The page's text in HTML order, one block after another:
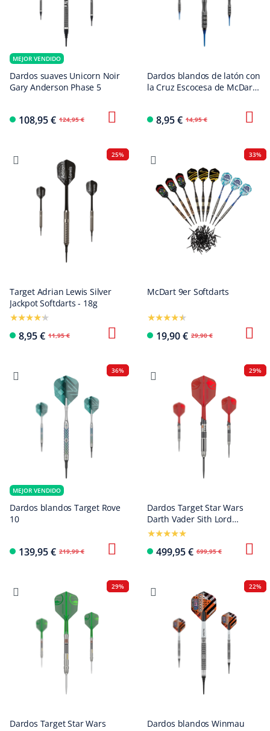
MEJOR VENDIDO
Dardos suaves Unicorn Noir
Gary Anderson Phase 5
108,95 € 124,95 €
Dardos blandos de latón con
la Cruz Escocesa de McDart
8,95 € 14,95 €
25%
Target Adrian Lewis Silver
Jackpot Softdarts - 18g
8,95 € 11,95 €
33%
McDart 9er Softdarts
19,90 € 29,90 €
36%
MEJOR VENDIDO
Dardos blandos Target Rove
10
139,95 € 219,99 €
29%
Dardos Target Star Wars
Darth Vader Sith Lord
Lightsaber Edición Limitada
499,95 € 699,95 €
29%
Dardos Target Star Wars
22%
Dardos blandos Winmau